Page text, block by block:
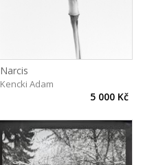
Narcis
Kencki Adam
5 000 Kč